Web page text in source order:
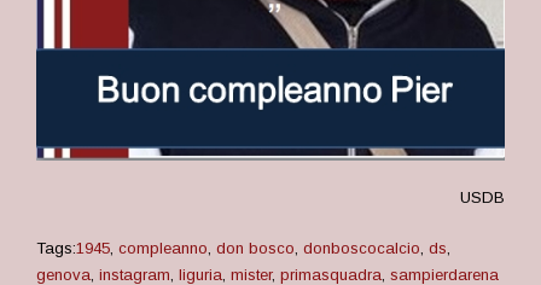
USDB
Tags:1945 compleanno don bosco donboscocalcio ds
genova instagram liguria mister, primasquadra sampierdarena